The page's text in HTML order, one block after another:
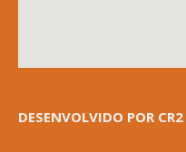
DESENVOLVIDO POR CR2